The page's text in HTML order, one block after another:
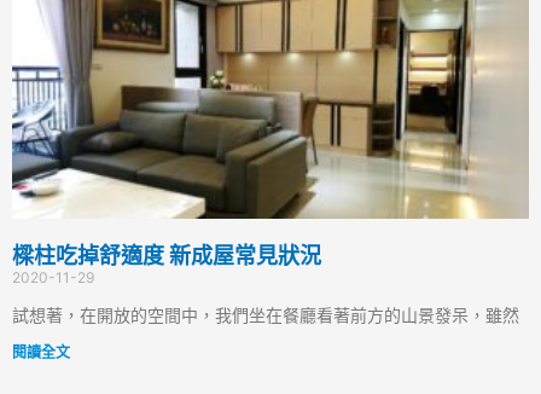
樑柱吃掉舒適度 新成屋常見狀況
2020-11-29
試想著，在開放的空間中，我們坐在餐廳看著前方的山景發呆，雖然
閱讀全文